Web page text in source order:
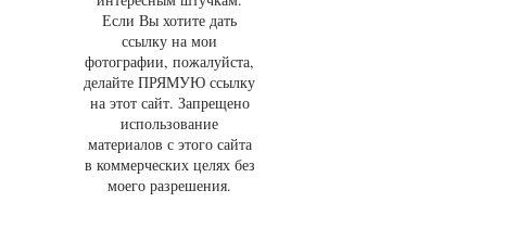
Если Вы хотите дать
ссылку на мои
фотографии, пожалуйста,
делайте ПРЯМУЮ ссылку
на этот сайт. Запрещено
использование
материалов с этого сайта
в коммерческих целях без
моего разрешения.